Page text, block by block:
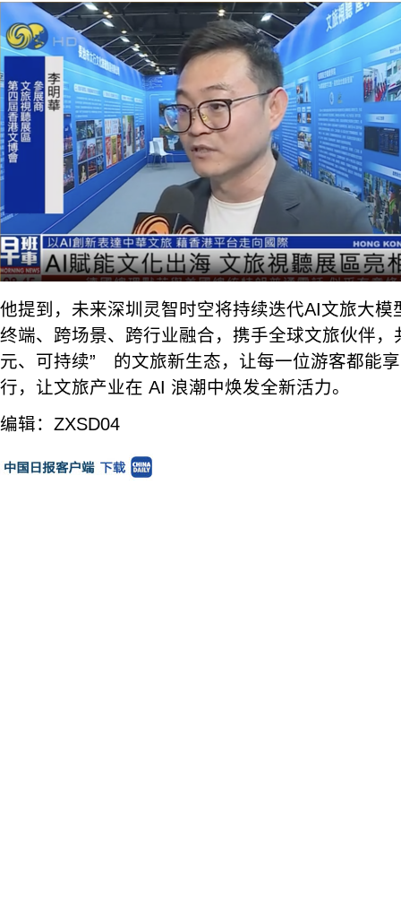
他提到，未来深圳灵智时空将持续迭代AI文旅大模
终端、跨场景、跨行业融合，携手全球文旅伙伴，
元、可持续” 的文旅新生态，让每一位游客都能
行，让文旅产业在 AI 浪潮中焕发全新活力。
编辑：ZXSD04